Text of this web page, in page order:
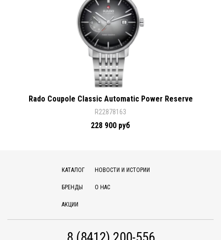
Rado Coupole Classic Automatic Power Reserve
R22878163
228 900 руб
КАТАЛОГ
БРЕНДЫ
АКЦИИ
НОВОСТИ И ИСТОРИИ
О НАС